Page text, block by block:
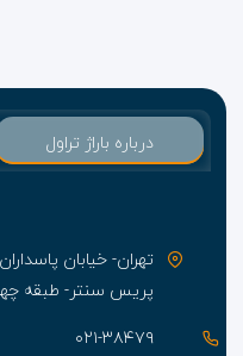
درباره باراژ تراول
تهران- خیابان
پریس سنتر- طبقه
۰۲۱-۳۸۴۷۹